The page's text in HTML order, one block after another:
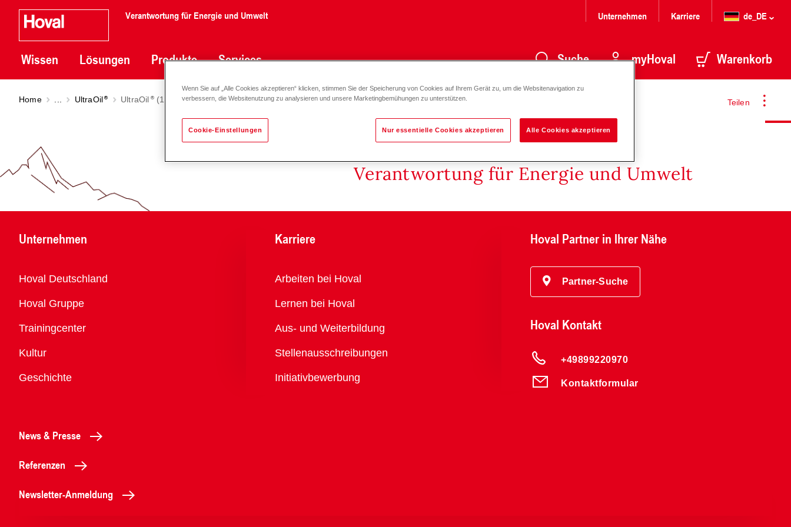
Verantwortung für Energie und Umwelt
Wissen Lösungen Produkte Services
Unternehmen Karriere de_DE
Suche myHoval Warenkorb
Teilen
Home UltraOil UltraOil (16-50)
Verantwortung für Energie und Umwelt
Unternehmen
Übersicht
Hoval Deutschland
Hoval Gruppe
Trainingcenter
Kultur
Geschichte
Karriere
Übersicht
Arbeiten bei Hoval
Lernen bei Hoval
Aus- und Weiterbildung
Stellenausschreibungen
Initiativbewerbung
Hoval Partner in Ihrer Nähe
Partner-Suche
Hoval Kontakt
+49899220970
Kontaktformular
News & Presse
Referenzen
Newsletter-Anmeldung
Wenn Sie auf „Alle Cookies akzeptieren“ klicken, stimmen Sie der Speicherung von Cookies auf Ihrem Gerät zu, um die Websitenavigation zu
verbessern, die Websitenutzung zu analysieren und unsere Marketingbemühungen zu unterstützen.
Cookie-Einstellungen Nur essentielle Cookies akzeptieren Alle Cookies akzeptieren